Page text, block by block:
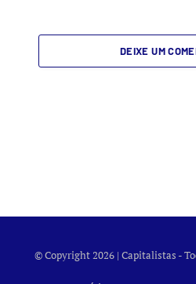
DEIXE UM
© Copyright 2026 | Capitalistas -